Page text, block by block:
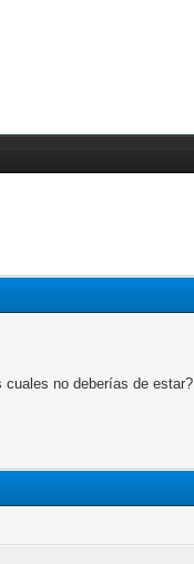
no deberías de